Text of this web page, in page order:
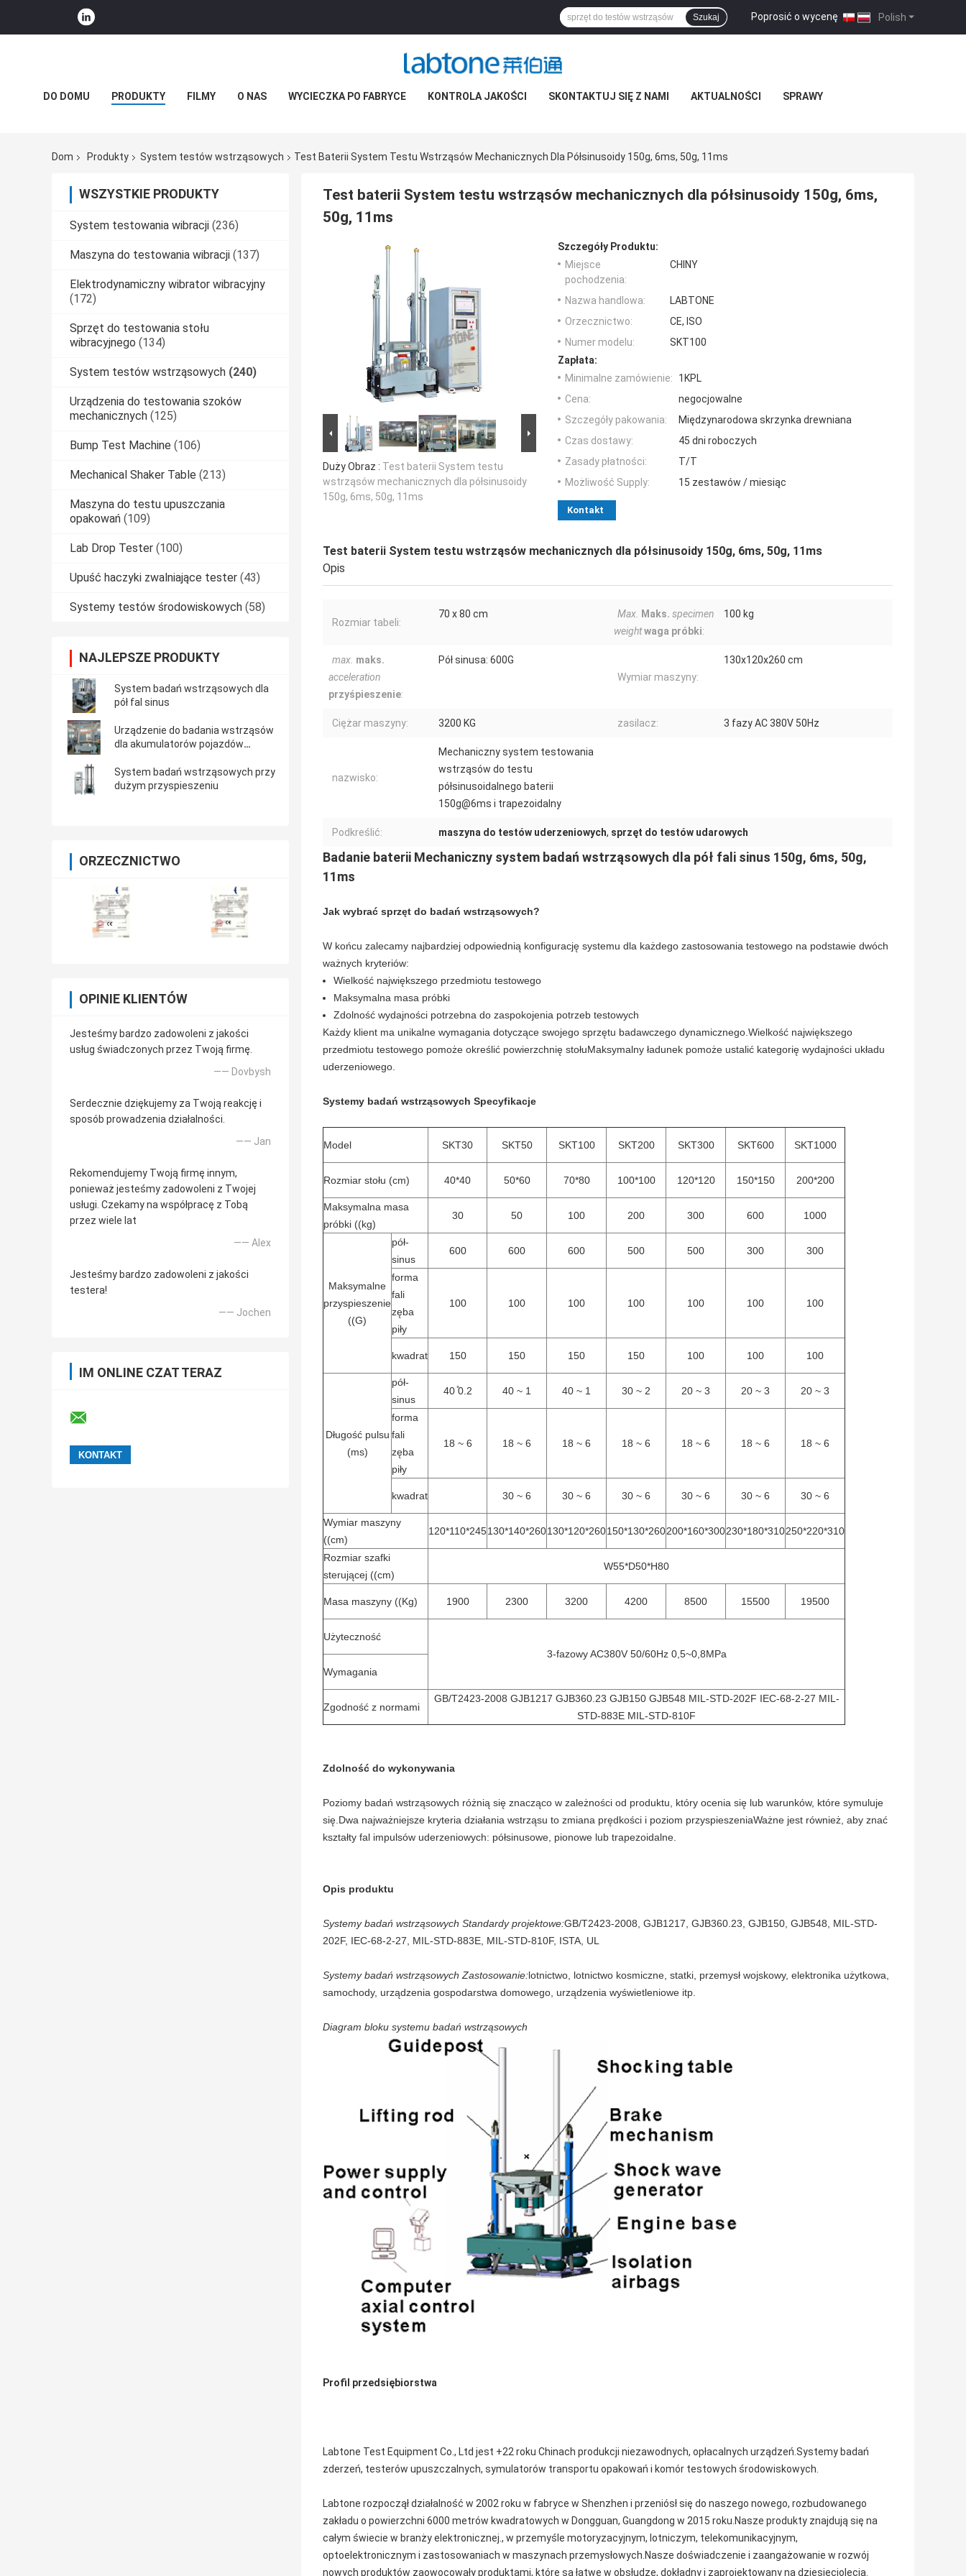
Polish
Poprosić o wycenę |
Szukaj
DO DOMU PRODUKTY FILMY O NAS WYCIECZKA PO FABRYCE KONTROLA JAKOŚCI SKONTAKTUJ SIĘ Z NAMI AKTUALNOŚCI SPRAWY
Dom Produkty System testów wstrząsowych Test Baterii System Testu Wstrząsów Mechanicznych Dla Półsinusoidy 150g, 6ms, 50g, 11ms
WSZYSTKIE PRODUKTY
System testowania wibracji (236)
Maszyna do testowania wibracji (137)
Elektrodynamiczny wibrator wibracyjny
(172)
Sprzęt do testowania stołu
wibracyjnego (134)
System testów wstrząsowych (240)
Urządzenia do testowania szoków
mechanicznych (125)
Bump Test Machine (106)
Mechanical Shaker Table (213)
Maszyna do testu upuszczania
opakowań (109)
Lab Drop Tester (100)
Upuść haczyki zwalniające tester (43)
Systemy testów środowiskowych (58)
NAJLEPSZE PRODUKTY
System badań wstrząsowych dla
pół fal sinus
Urządzenie do badania wstrząsów
dla akumulatorów pojazdów
System badań wstrząsowych przy
dużym przyspieszeniu
ORZECZNICTWO
OPINIE KLIENTÓW
Jesteśmy bardzo zadowoleni z jakości
usług świadczonych przez Twoją firmę.
—— Dovbysh
Serdecznie dziękujemy za Twoją reakcję i
sposób prowadzenia działalności.
—— Jan
Rekomendujemy Twoją firmę innym,
ponieważ jesteśmy zadowoleni z Twojej
usługi. Czekamy na współpracę z Tobą
przez wiele lat
—— Alex
Jesteśmy bardzo zadowoleni z jakości
testera!
—— Jochen
IM ONLINE CZAT TERAZ
Test baterii System testu wstrząsów mechanicznych dla półsinusoidy 150g, 6ms,
50g, 11ms
Duży Obraz : Test baterii System testu
wstrząsów mechanicznych dla półsinusoidy
150g, 6ms, 50g, 11ms
Szczegóły Produktu:
Miejsce
pochodzenia:
CHINY
Nazwa handlowa:
LABTONE
Orzecznictwo:
CE, ISO
Numer modelu:
SKT100
Zapłata:
Minimalne zamówienie:
1KPL
Cena:
negocjowalne
Szczegóły pakowania:
Międzynarodowa skrzynka drewniana
Czas dostawy:
45 dni roboczych
Zasady płatności:
T/T
Możliwość Supply:
15 zestawów / miesiąc
Kontakt
Test baterii System testu wstrząsów mechanicznych dla półsinusoidy 150g, 6ms, 50g, 11ms
Opis
Rozmiar tabeli:
70 x 80 cm Max. Maks. specimen
weightwaga próbki:
100 kg
max. maks.
acceleration
przyśpieszenie:
Pół sinusa: 600G
Wymiar maszyny:
130x120x260 cm
Ciężar maszyny: 3200 KG zasilacz: 3 fazy AC 380V 50Hz
nazwisko:
Mechaniczny system testowania
wstrząsów do testu
półsinusoidalnego baterii
150g@6ms i trapezoidalny
Podkreślić: maszyna do testów uderzeniowych, sprzęt do testów udarowych
Badanie baterii Mechaniczny system badań wstrząsowych dla pół fali sinus 150g, 6ms, 50g,
11ms
Jak wybrać sprzęt do badań wstrząsowych?
W końcu zalecamy najbardziej odpowiednią konfigurację systemu dla każdego zastosowania testowego na podstawie dwóch
ważnych kryteriów:
Wielkość największego przedmiotu testowego
Maksymalna masa próbki
Zdolność wydajności potrzebna do zaspokojenia potrzeb testowych
Każdy klient ma unikalne wymagania dotyczące swojego sprzętu badawczego dynamicznego.Wielkość największego
przedmiotu testowego pomoże określić powierzchnię stołuMaksymalny ładunek pomoże ustalić kategorię wydajności układu
uderzeniowego.
Systemy badań wstrząsowych Specyfikacje
Model SKT30 SKT50 SKT100 SKT200 SKT300 SKT600 SKT1000
Rozmiar stołu (cm) 40*40 50*60 70*80 100*100 120*120 150*150 200*200
Maksymalna masa
próbki ((kg)
30 50 100 200 300 600 1000
Maksymalne
przyspieszenie
((G)
pół-
sinus
600 600 600 500 500 300 300
forma
fali
zęba
piły
100 100 100 100 100 100 100
kwadrat 150 150 150 150 100 100 100
Długość pulsu
(ms)
pół-
sinus
40 ̊0.2 40 ~ 1 40 ~ 1 30 ~ 2 20 ~ 3 20 ~ 3 20 ~ 3
forma
fali
zęba
piły
18 ~ 6 18 ~ 6 18 ~ 6 18 ~ 6 18 ~ 6 18 ~ 6 18 ~ 6
kwadrat 30 ~ 6 30 ~ 6 30 ~ 6 30 ~ 6 30 ~ 6 30 ~ 6
Wymiar maszyny
((cm)
120*110*245130*140*260130*120*260150*130*260200*160*300230*180*310250*220*310
Rozmiar szafki
sterującej ((cm)
W55*D50*H80
Masa maszyny ((Kg) 1900 2300 3200 4200 8500 15500 19500
Użyteczność
3-fazowy AC380V 50/60Hz 0,5~0,8MPa
Wymagania
Zgodność z normami
GB/T2423-2008 GJB1217 GJB360.23 GJB150 GJB548 MIL-STD-202F IEC-68-2-27 MIL-
STD-883E MIL-STD-810F
Zdolność do wykonywania
Poziomy badań wstrząsowych różnią się znacząco w zależności od produktu, który ocenia się lub warunków, które symuluje
się.Dwa najważniejsze kryteria działania wstrząsu to zmiana prędkości i poziom przyspieszeniaWażne jest również, aby znać
kształty fal impulsów uderzeniowych: półsinusowe, pionowe lub trapezoidalne.
Opis produktu
Systemy badań wstrząsowych Standardy projektowe:GB/T2423-2008, GJB1217, GJB360.23, GJB150, GJB548, MIL-STD-
202F, IEC-68-2-27, MIL-STD-883E, MIL-STD-810F, ISTA, UL
Systemy badań wstrząsowych Zastosowanie:lotnictwo, lotnictwo kosmiczne, statki, przemysł wojskowy, elektronika użytkowa,
samochody, urządzenia gospodarstwa domowego, urządzenia wyświetleniowe itp.
Diagram bloku systemu badań wstrząsowych
Profil przedsiębiorstwa
Labtone Test Equipment Co., Ltd jest +22 roku Chinach produkcji niezawodnych, opłacalnych urządzeń.Systemy badań
zderzeń, testerów upuszczalnych, symulatorów transportu opakowań i komór testowych środowiskowych.
Labtone rozpoczął działalność w 2002 roku w fabryce w Shenzhen i przeniósł się do naszego nowego, rozbudowanego
zakładu o powierzchni 6000 metrów kwadratowych w Dongguan, Guangdong w 2015 roku.Nasze produkty znajdują się na
całym świecie w branży elektronicznej., w przemyśle motoryzacyjnym, lotniczym, telekomunikacyjnym,
optoelektronicznym i zastosowaniach w maszynach przemysłowych.Nasze doświadczenie i zaangażowanie w rozwój
nowych produktów zaowocowały produktami, które są łatwe w obsłudze, dokładny i zaprojektowany na dziesięciolecia.